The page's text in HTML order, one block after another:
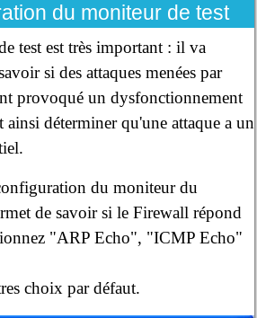
du moniteur de test
test est très important : il va
si des attaques menées par
provoqué un dysfonctionnement
déterminer qu'une attaque a un
du moniteur du
de savoir si le Firewall répond
"ARP Echo", "ICMP Echo"
choix par défaut.